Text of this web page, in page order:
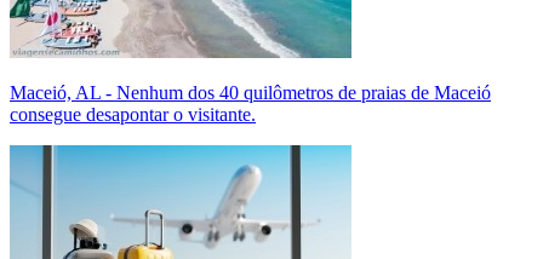
Maceió, AL - Nenhum dos 40 quilômetros de praias de Maceió
consegue desapontar o visitante.